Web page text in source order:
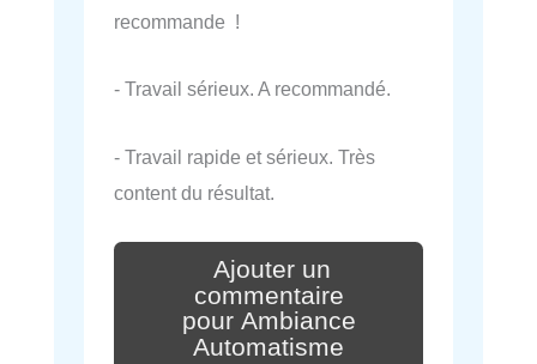
recommande !
- Travail sérieux. A recommandé.
- Travail rapide et sérieux. Très
content du résultat.
Ajouter un
commentaire
pour Ambiance
Automatisme